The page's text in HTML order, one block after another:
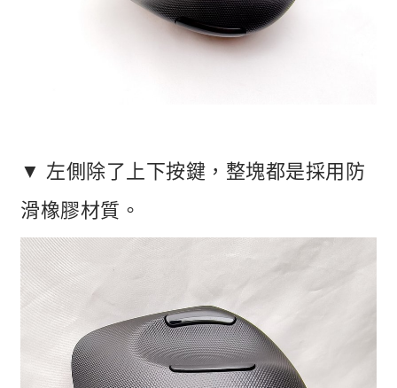
▼ 左側除了上下按鍵，整塊都是採用防
滑橡膠材質。